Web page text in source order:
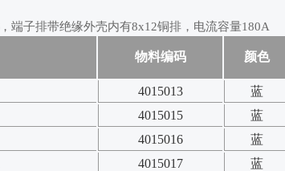
端子排带绝缘外壳内有8x12铜排，电流容量180A
物料编码 颜色
4015013 蓝
4015015 蓝
4015016 蓝
4015017 蓝